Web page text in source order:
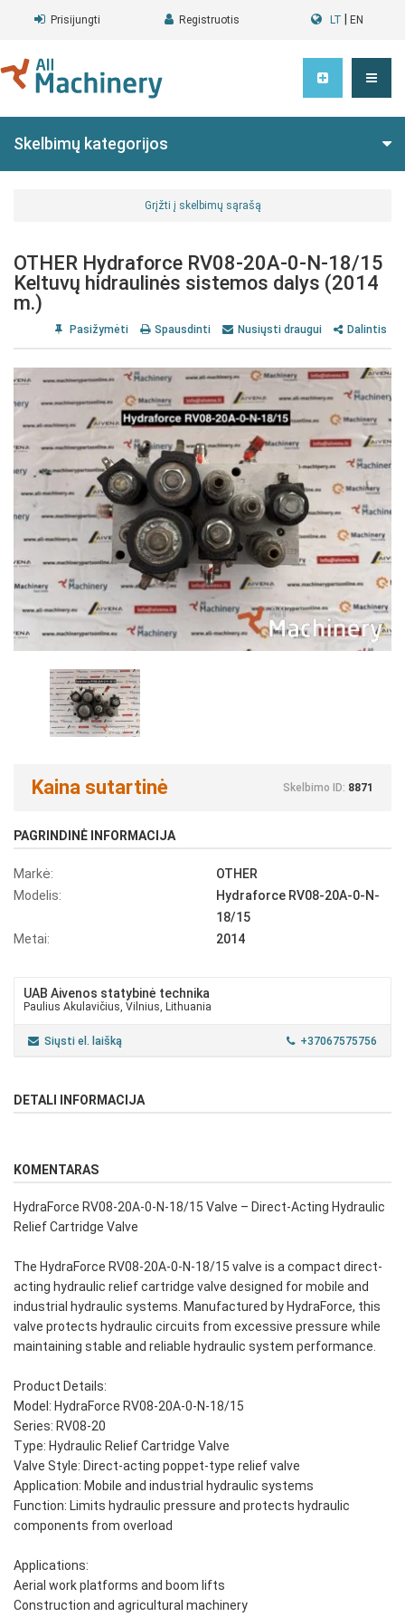
Prisijungti Registruotis LT EN
Skelbimų kategorijos
Grįžti į skelbimų sąrašą
OTHER Hydraforce RV08-20A-0-N-18/15
Keltuvų hidraulinės sistemos dalys (2014
m.)
Pasižymėti Spausdinti Nusiųsti draugui Dalintis
Kaina sutartinė Skelbimo ID: 8871
PAGRINDINĖ INFORMACIJA
Markė:
OTHER
Modelis:
Hydraforce RV08-20A-0-N-
18/15
Metai:
2014
UAB Aivenos statybinė technika
Paulius Akulavičius, Vilnius, Lithuania
Siųsti el. laišką +37067575756
DETALI INFORMACIJA
KOMENTARAS
HydraForce RV08-20A-0-N-18/15 Valve – Direct-Acting Hydraulic
Relief Cartridge Valve
The HydraForce RV08-20A-0-N-18/15 valve is a compact direct-
acting hydraulic relief cartridge valve designed for mobile and
industrial hydraulic systems. Manufactured by HydraForce, this
valve protects hydraulic circuits from excessive pressure while
maintaining stable and reliable hydraulic system performance.
Product Details:
Model: HydraForce RV08-20A-0-N-18/15
Series: RV08-20
Type: Hydraulic Relief Cartridge Valve
Valve Style: Direct-acting poppet-type relief valve
Application: Mobile and industrial hydraulic systems
Function: Limits hydraulic pressure and protects hydraulic
components from overload
Applications:
Aerial work platforms and boom lifts
Construction and agricultural machinery